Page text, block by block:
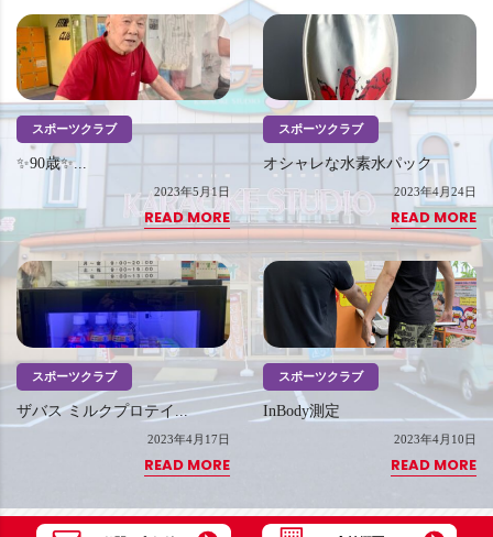
スポーツクラブ
✨90歳✨...
2023年5月1日
READ MORE
スポーツクラブ
オシャレな水素水パック
2023年4月24日
READ MORE
スポーツクラブ
ザバス ミルクプロテイ...
2023年4月17日
READ MORE
スポーツクラブ
InBody測定
2023年4月10日
READ MORE